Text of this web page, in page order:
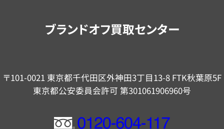
ブランドオフ買取センター
〒101-0021 東京都千代田区外神田3丁目13-8 FTK秋葉原5F
東京都公安委員会許可 第301061906960号
フ